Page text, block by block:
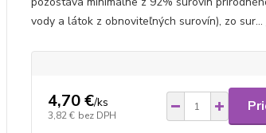
vody a látok z obnoviteľných surovín), zo sur...
4,70 €/ks
3,82 € bez DPH